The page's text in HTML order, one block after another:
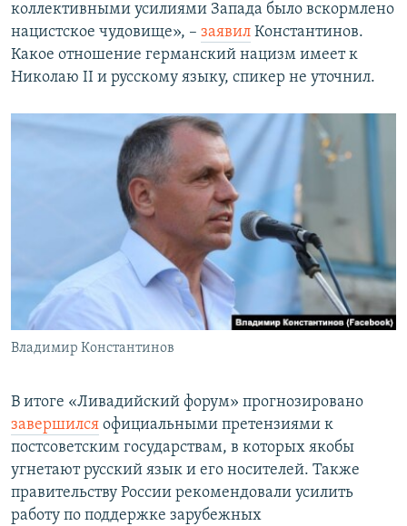
коллективными усилиями Запада было вскормлено
нацистское чудовище», – заявил Константинов.
Какое отношение германский нацизм имеет к
Николаю II и русскому языку, спикер не уточнил.
Владимир Константинов
В итоге «Ливадийский форум» прогнозировано
завершился официальными претензиями к
постсоветским государствам, в которых якобы
угнетают русский язык и его носителей. Также
правительству России рекомендовали усилить
работу по поддержке зарубежных